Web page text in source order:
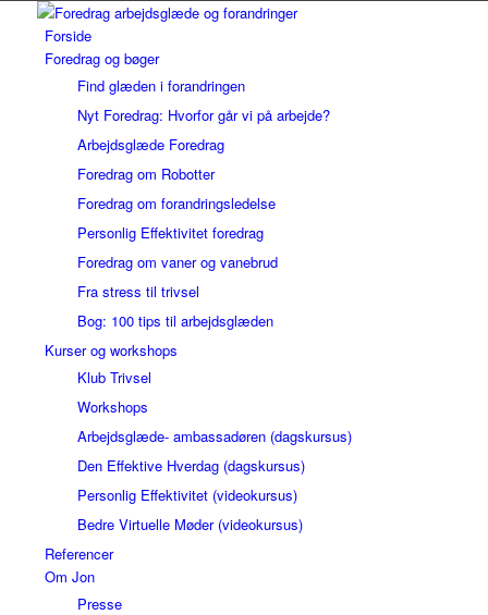
Forside
Foredrag og bøger
Find glæden i forandringen
Nyt Foredrag: Hvorfor går vi på arbejde?
Arbejdsglæde Foredrag
Foredrag om Robotter
Foredrag om forandringsledelse
Personlig Effektivitet foredrag
Foredrag om vaner og vanebrud
Fra stress til trivsel
Bog: 100 tips til arbejdsglæden
Kurser og workshops
Klub Trivsel
Workshops
Arbejdsglæde- ambassadøren (dagskursus)
Den Effektive Hverdag (dagskursus)
Personlig Effektivitet (videokursus)
Bedre Virtuelle Møder (videokursus)
Referencer
Om Jon
Presse